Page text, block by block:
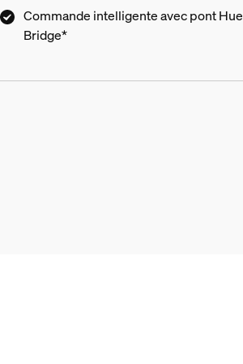
Commande intelligente avec pont Hue
Bridge*